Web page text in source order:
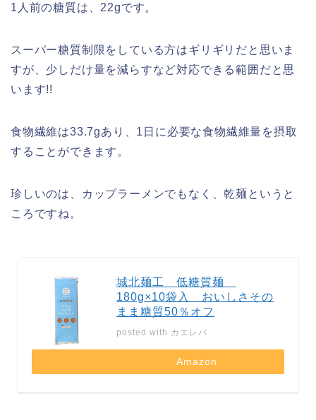
1人前の糖質は、22gです。
スーパー糖質制限をしている方はギリギリだと思いま
すが、少しだけ量を減らすなど対応できる範囲だと思
います!!
食物繊維は33.7gあり、1日に必要な食物繊維量を摂取
することができます。
珍しいのは、カップラーメンでもなく、乾麺というと
ころですね。
城北麺工 低糖質麺
180g×10袋入 おいしさその
まま糖質50％オフ
posted with カエレバ
Amazon